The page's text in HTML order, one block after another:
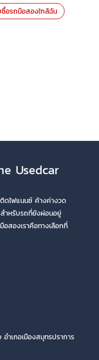
อรถมือสองใกล้ฉัน
Usedcar
ดไฟแนนซ์ ค้างค่างวด
ำหรับรถที่ยังผ่อนอยู่
สองเราคือทางเลือกที่
ำเภอเมืองสมุทรปราการ